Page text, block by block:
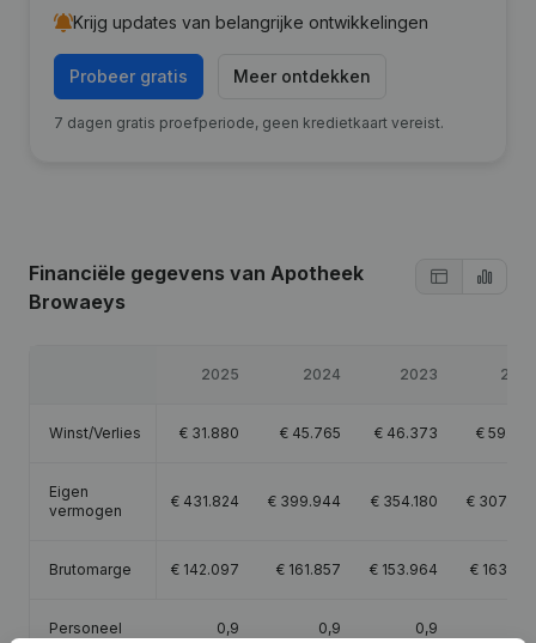
Krijg updates van belangrijke ontwikkelingen
Probeer gratis Meer ontdekken
7 dagen gratis proefperiode, geen kredietkaart vereist.
Financiële gegevens van Apotheek
Browaeys
2025 2024 2023
Winst/Verlies € 31.880 € 45.765 € 46.373 €
Eigen
vermogen
€ 431.824 € 399.944 € 354.180 €
Brutomarge € 142.097 € 161.857 € 153.964 €
Personeel 0,9 0,9 0,9